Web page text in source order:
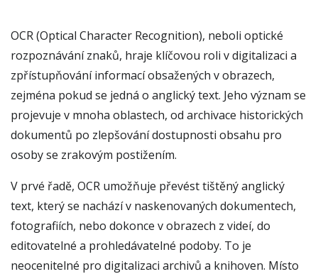
OCR (Optical Character Recognition), neboli optické
rozpoznávání znaků, hraje klíčovou roli v digitalizaci a
zpřístupňování informací obsažených v obrazech,
zejména pokud se jedná o anglický text. Jeho význam se
projevuje v mnoha oblastech, od archivace historických
dokumentů po zlepšování dostupnosti obsahu pro
osoby se zrakovým postižením.
V prvé řadě, OCR umožňuje převést tištěný anglický
text, který se nachází v naskenovaných dokumentech,
fotografiích, nebo dokonce v obrazech z videí, do
editovatelné a prohledávatelné podoby. To je
neocenitelné pro digitalizaci archivů a knihoven. Místo